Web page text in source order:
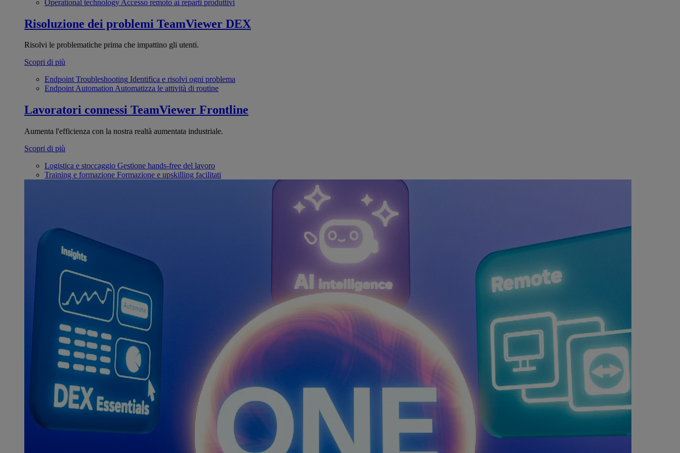
Operational technology Accesso remoto ai reparti produttivi
Risoluzione dei problemi TeamViewer DEX
Risolvi le problematiche prima che impattino gli utenti.
Scopri di più
Endpoint Troubleshooting Identifica e risolvi ogni problema
Endpoint AutomationAutomatizza le attività di routine
Lavoratori connessi TeamViewer Frontline
Aumenta l'efficienza con la nostra realtà aumentata industriale.
Scopri di più
Logistica e stoccaggio Gestione hands-free del lavoro
Training e formazione Formazione e upskilling facilitati